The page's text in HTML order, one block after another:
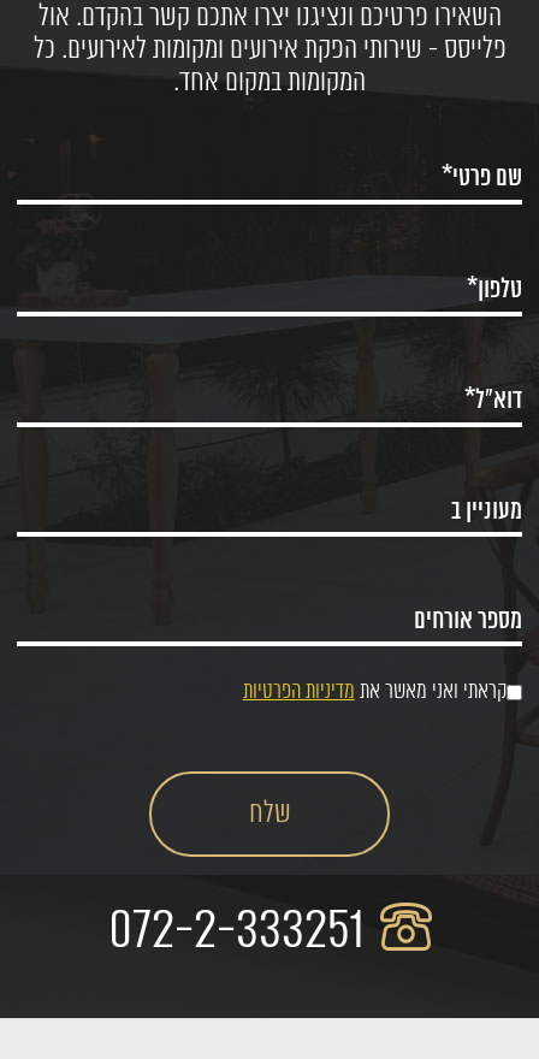
השאירו פרטיכם ונציגנו יצרו אתכם קשר בהקדם. אול
פלייסס - שירותי הפקת אירועים ומקומות לאירועים. כל
המקומות במקום אחד.
קראתי ואני מאשר את מדיניות הפרטיות